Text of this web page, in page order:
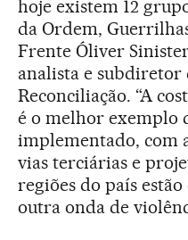
hoje existem 12
da Ordem,
Frente Óliver
analista e subdiretor
Reconciliação. “A
é o melhor exemplo
implementado, com
vias terciárias e
regiões do país
outra onda de